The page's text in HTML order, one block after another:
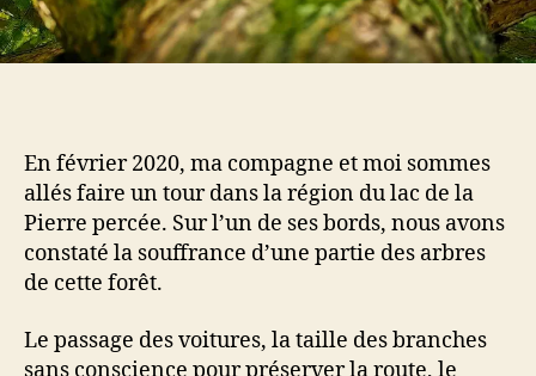
En février 2020, ma compagne et moi sommes
allés faire un tour dans la région du lac de la
Pierre percée. Sur l’un de ses bords, nous avons
constaté la souffrance d’une partie des arbres
de cette forêt.
Le passage des voitures, la taille des branches
sans conscience pour préserver la route, le